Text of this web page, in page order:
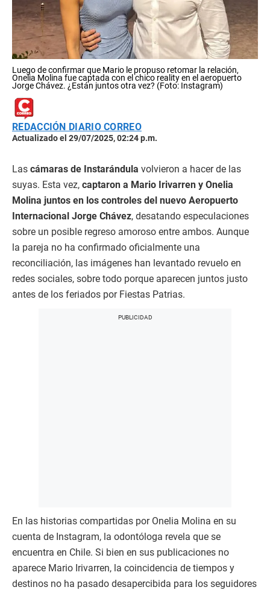
Luego de confirmar que Mario le propuso retomar la relación,
Onelia Molina fue captada con el chico reality en el aeropuerto
Jorge Chávez. ¿Están juntos otra vez? (Foto: Instagram)
REDACCIÓN DIARIO CORREO
Actualizado el 29/07/2025, 02:24 p.m.
Las cámaras de Instarándula volvieron a hacer de las
suyas. Esta vez, captaron a Mario Irivarren y Onelia
Molina juntos en los controles del nuevo Aeropuerto
Internacional Jorge Chávez, desatando especulaciones
sobre un posible regreso amoroso entre ambos. Aunque
la pareja no ha confirmado oficialmente una
reconciliación, las imágenes han levantado revuelo en
redes sociales, sobre todo porque aparecen juntos justo
antes de los feriados por Fiestas Patrias.
En las historias compartidas por Onelia Molina en su
cuenta de Instagram, la odontóloga revela que se
encuentra en Chile. Si bien en sus publicaciones no
aparece Mario Irivarren, la coincidencia de tiempos y
destinos no ha pasado desapercibida para los seguidores